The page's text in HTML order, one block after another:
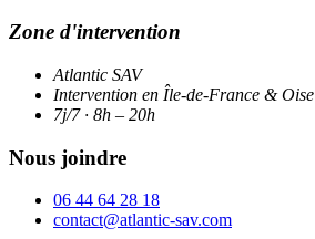
Zone d'intervention
Atlantic SAV
Intervention en Île-de-France & Oise
7j/7 · 8h – 20h
Nous joindre
06 44 64 28 18
contact@atlantic-sav.com